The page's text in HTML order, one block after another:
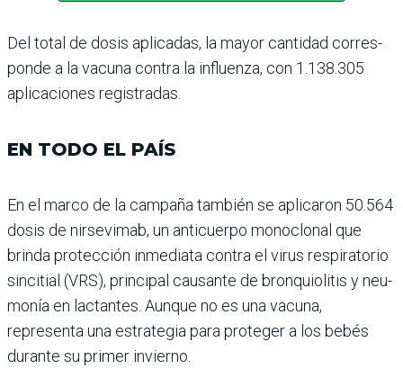
Del total de dosis aplicadas, la mayor cantidad corres­
ponde a la vacuna contra la influenza, con 1.138.305
apli­caciones registradas.
EN TODO EL PAÍS
En el marco de la campaña también se aplicaron 50.564
dosis de nirsevimab, un anticuerpo monoclonal que
brinda protección inmediata contra el virus respiratorio
sincitial (VRS), principal cau­sante de bronquiolitis y neu­
monía en lactantes. Aunque no es una vacuna,
representa una estrategia para proteger a los bebés
durante su primer invierno.